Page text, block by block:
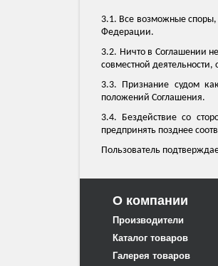
3.1. Все возможные споры,
Федерации.
3.2. Ничто в Соглашении
совместной
3.3. Признание судом
положений Соглашения.
3.4. Бездействие со
предпринять позднее
Пользователь
О компании
Производители
Каталог товаров
Галерея товаров